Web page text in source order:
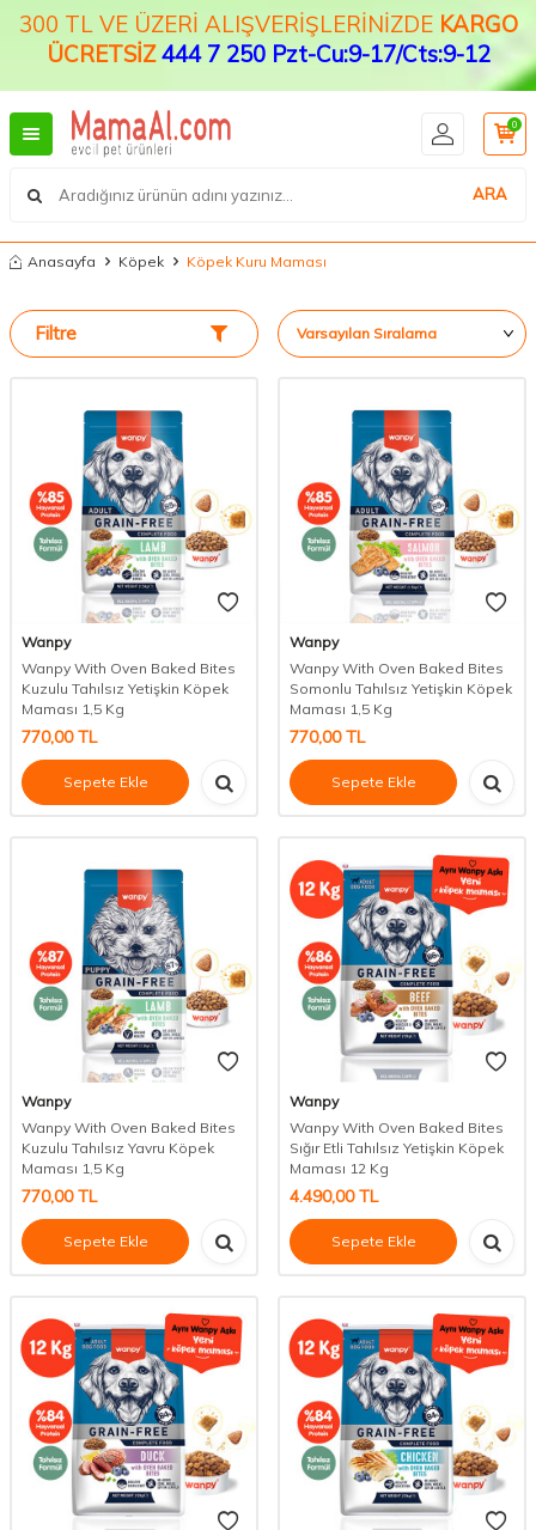
300 TL VE ÜZERİ ALIŞVERİŞLERİNİZDE KARGO
ÜCRETSİZ444 7 250 Pzt-Cu:9-17/Cts:9-12
ARA
0
Anasayfa Köpek Köpek Kuru Maması
Filtre
Wanpy
Wanpy With Oven Baked Bites
Kuzulu Tahılsız Yetişkin Köpek
Maması 1,5 Kg
770,00TL
Sepete Ekle
Wanpy
Wanpy With Oven Baked Bites
Somonlu Tahılsız Yetişkin Köpek
Maması 1,5 Kg
770,00TL
Sepete Ekle
Wanpy
Wanpy With Oven Baked Bites
Kuzulu Tahılsız Yavru Köpek
Maması 1,5 Kg
770,00TL
Sepete Ekle
Wanpy
Wanpy With Oven Baked Bites
Sığır Etli Tahılsız Yetişkin Köpek
Maması 12 Kg
4.490,00TL
Sepete Ekle